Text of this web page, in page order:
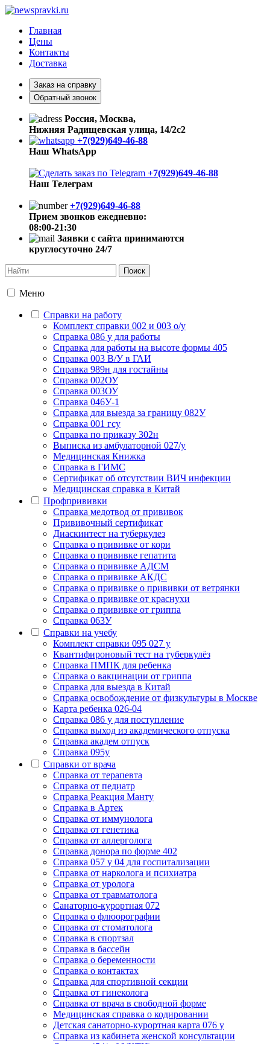
Главная
Цены
Контакты
Доставка
Заказ на справку
Обратный звонок
Россия, Москва,
Нижняя Радищевская улица, 14/2с2
+7(929)649-46-88
Наш WhatsApp
+7(929)649-46-88
Наш Телеграм
+7(929)649-46-88
Прием звонков ежедневно:
08:00-21:30
Заявки с сайта принимаются
круглосуточно 24/7
Меню
Справки на работу
Комплект справки 002 и 003 о/у
Справка 086 у для работы
Справка для работы на высоте формы 405
Справка 003 В/У в ГАИ
Справка 989н для гостайны
Справка 002ОУ
Справка 003ОУ
Справка 046У-1
Справка для выезда за границу 082У
Справка 001 гсу
Справка по приказу 302н
Выписка из амбулаторной 027/у
Медицинская Книжка
Справка в ГИМС
Сертификат об отсутствии ВИЧ инфекции
Медицинская справка в Китай
Профпрививки
Справка медотвод от прививок
Прививочный сертификат
Диаскинтест на туберкулез
Cправка о прививке от кори
Cправка о прививке гепатита
Справка о прививке АДСМ
Справка о прививке АКДС
Справка о прививке о прививки от ветрянки
Справка о прививке от краснухи
Справка о прививке от гриппа
Справка 063У
Справки на учебу
Комплект справки 095 027 у
Квантифироновый тест на туберкулёз
Справка ПМПК для ребенка
Справка о вакцинации от гриппа
Справка для выезда в Китай
Справка освобождение от физкультуры в Москве
Карта ребенка 026-04
Справка 086 у для поступление
Справка выход из академического отпуска
Справка академ отпуск
Справка 095у
Справки от врача
Справка от терапевта
Справка от педиатр
Cправка Реакция Манту
Cправка в Артек
Cправка от иммунолога
Cправка от генетика
Cправка от аллерголога
Cправка донора по форме 402
Cправка 057 у 04 для госпитализации
Справка от нарколога и психиатра
Cправка от уролога
Справка от травматолога
Санаторно-курортная 072
Справка о флюорографии
Справка от стоматолога
Справка в спортзал
Справка в бассейн
Справка о беременности
Справка о контактах
Справка для спортивной секции
Справка от гинеколога
Справка от врача в свободной форме
Медицинская справка о кодировании
Детская санаторно-курортная карта 076 у
Справка из кабинета женской консультации